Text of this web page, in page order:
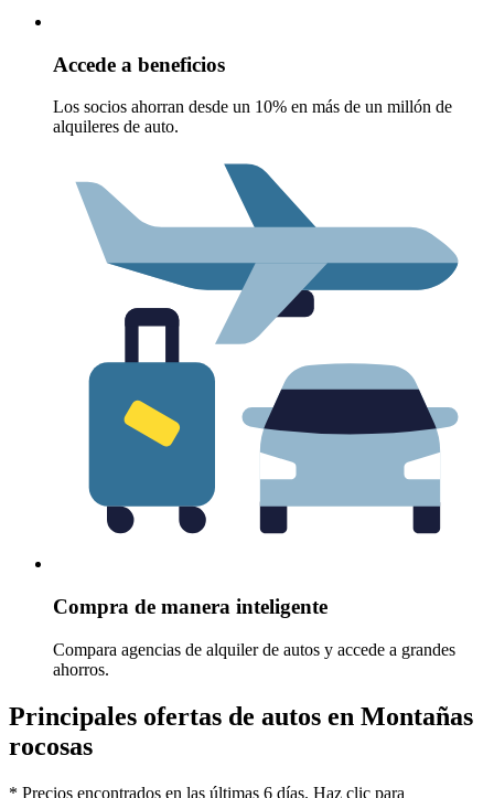
Accede a beneficios
Los socios ahorran desde un 10% en más de un millón de
alquileres de auto.
Compra de manera inteligente
Compara agencias de alquiler de autos y accede a grandes
ahorros.
Principales ofertas de autos en Montañas
rocosas
* Precios encontrados en las últimas 6 días. Haz clic para